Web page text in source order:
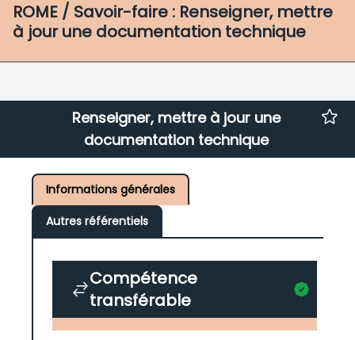
ROME / Savoir-faire : Renseigner, mettre
à jour une documentation technique
Renseigner, mettre à jour une
documentation technique
Informations générales
Autres référentiels
Compétence
transférable